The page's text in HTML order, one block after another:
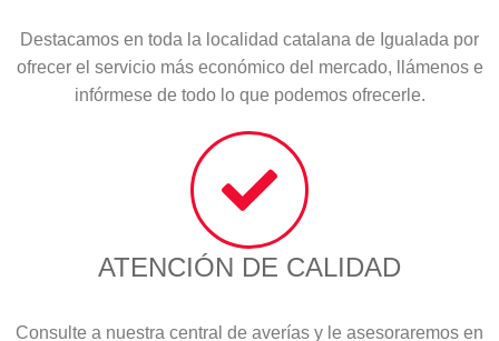
Destacamos en toda la localidad catalana de Igualada por
ofrecer el servicio más económico del mercado, llámenos e
infórmese de todo lo que podemos ofrecerle.
ATENCIÓN DE CALIDAD
Consulte a nuestra central de averías y le asesoraremos en